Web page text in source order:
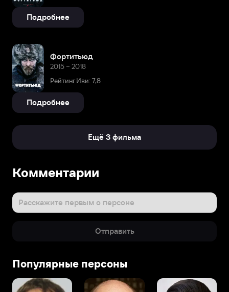
Подробнее
Фортитьюд
2015 – 2018
Рейтинг Иви: 7,8
Подробнее
Ещё 3 фильма
Комментарии
Расскажите первым о персоне
Отправить
Популярные персоны